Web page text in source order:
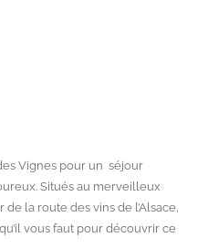
Vignes pour un séjour
Situés au merveilleux
la route des vins de l’Alsace,
vous faut pour découvrir ce